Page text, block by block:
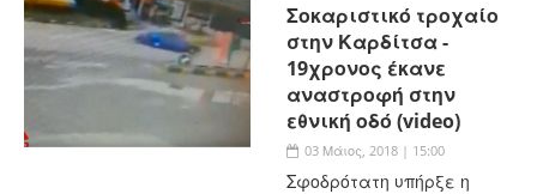
Σοκαριστικό τροχαίο
στην Καρδίτσα -
19χρονος έκανε
αναστροφή στην
εθνική οδό (video)
03 Μάιος, 2018 | 15:00
Σφοδρότατη υπήρξε η